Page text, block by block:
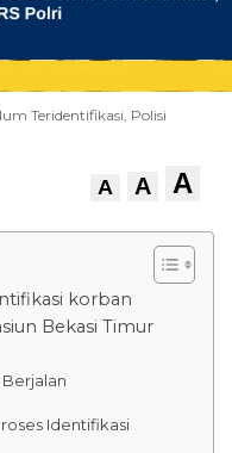
Teridentifikasi, Polisi
A A A
korban
Bekasi Timur
Identifikasi